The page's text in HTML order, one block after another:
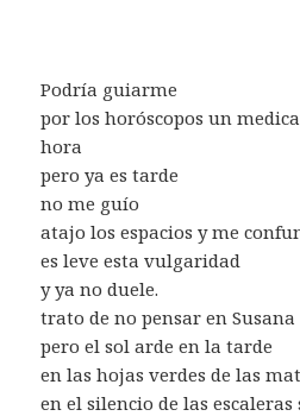
Podría guiarme
por los horóscopos un
hora
pero ya es tarde
no me guío
atajo los espacios y me
es leve esta vulgaridad
y ya no duele.
trato de no pensar en Susana
pero el sol arde en la tarde
en las hojas verdes de las
en el silencio de las escaleras